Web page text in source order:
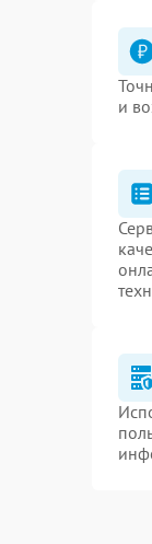
и